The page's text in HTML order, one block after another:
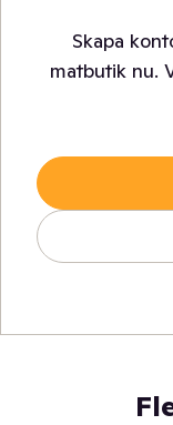
Skapa
matbutik nu.